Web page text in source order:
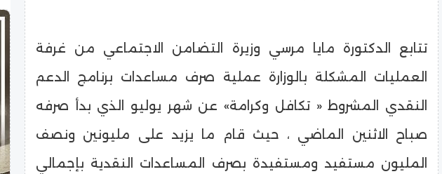
تتابع الدكتورة مايا مرسي وزيرة التضامن الاجتماعي من غرفة
العمليات المشكلة بالوزارة عملية صرف مساعدات برنامج الدعم
النقدي المشروط « تكافل وكرامة» عن شهر يوليو الذي بدأ صرفه
صباح الاثنين الماضي ، حيث قام ما يزيد على مليونين ونصف
المليون مستفيد ومستفيدة بصرف المساعدات النقدية بإجمالي